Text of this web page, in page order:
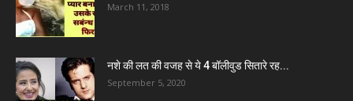
March 11, 2018
नशे की लत की वजह से ये 4 बॉलीवुड सितारे रह...
September 5, 2020